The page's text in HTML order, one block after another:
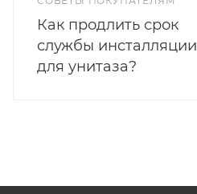
Как продлить срок
службы инсталляции
для унитаза?